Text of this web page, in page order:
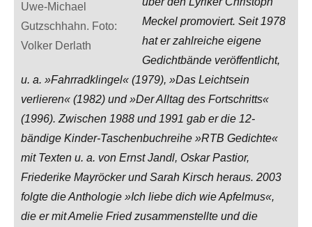
Uwe-Michael
Gutzschhahn. Foto:
Volker Derlath
Meckel promoviert. Seit 1978
hat er zahlreiche eigene
Gedichtbände veröffentlicht,
u. a. »Fahrradklingel« (1979), »Das Leichtsein
verlieren« (1982) und »Der Alltag des Fortschritts«
(1996). Zwischen 1988 und 1991 gab er die 12-
bändige Kinder-Taschenbuchreihe »RTB Gedichte«
mit Texten u. a. von Ernst Jandl, Oskar Pastior,
Friederike Mayröcker und Sarah Kirsch heraus. 2003
folgte die Anthologie »Ich liebe dich wie Apfelmus«,
die er mit Amelie Fried zusammenstellte und die